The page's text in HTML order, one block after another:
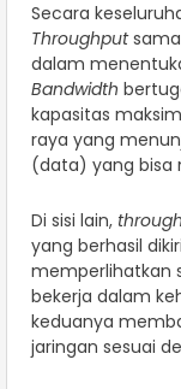
Secara
Throughput
dalam
Bandwidth
kapasitas
raya yang
(data) yang bisa
Di sisi lain,
yang berhasil
memperlihatkan
bekerja dalam
keduanya
jaringan sesuai